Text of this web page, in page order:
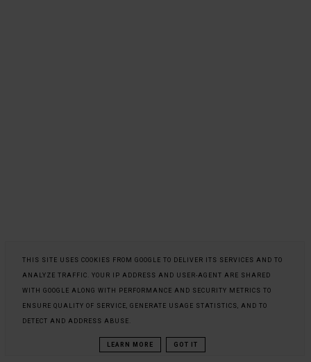
THIS SITE USES COOKIES FROM GOOGLE TO DELIVER ITS SERVICES AND TO
ANALYZE TRAFFIC. YOUR IP ADDRESS AND USER-AGENT ARE SHARED
WITH GOOGLE ALONG WITH PERFORMANCE AND SECURITY METRICS TO
ENSURE QUALITY OF SERVICE, GENERATE USAGE STATISTICS, AND TO
DETECT AND ADDRESS ABUSE.
LEARN MORE GOT IT